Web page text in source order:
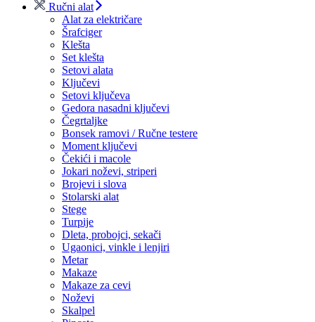
Ručni alat
Alat za električare
Šrafciger
Klešta
Set klešta
Setovi alata
Ključevi
Setovi ključeva
Gedora nasadni ključevi
Čegrtaljke
Bonsek ramovi / Ručne testere
Moment ključevi
Čekići i macole
Jokari noževi, striperi
Brojevi i slova
Stolarski alat
Stege
Turpije
Dleta, probojci, sekači
Ugaonici, vinkle i lenjiri
Metar
Makaze
Makaze za cevi
Noževi
Skalpel